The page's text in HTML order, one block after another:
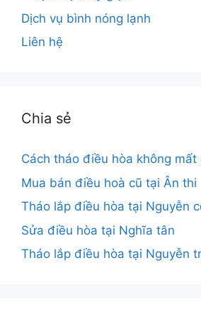
Dịch vụ bình nóng lạnh
Liên hệ
Chia sẻ
Cách tháo điều hòa không mất
Mua bán điều hoà cũ tại Ân thi
Tháo lắp điều hòa tại Nguyễn
Sửa điều hòa tại Nghĩa tân
Tháo lắp điều hòa tại Nguyễn